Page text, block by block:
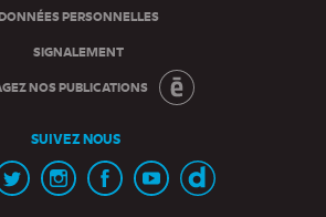
PERSONNELLES
SIGNALEMENT
NOS PUBLICATIONS
SUIVEZ NOUS
Page
Instagram
Page
Facebook
Chaine
Youtube
Chaine
Dailymotion